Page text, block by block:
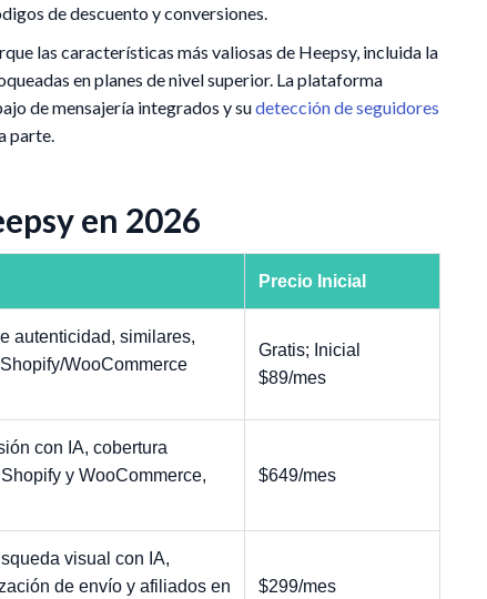
de descuento y conversiones.
las características más valiosas de Heepsy, incluida la
en planes de nivel superior. La plataforma
de mensajería integrados y sudetección de seguidores
parte.
en 2026
Precio Inicial
autenticidad, similares,
WooCommerce
Gratis; Inicial
$89/mes
con IA, cobertura
y WooCommerce,
$649/mes
visual con IA,
de envío y afiliados en
$299/mes